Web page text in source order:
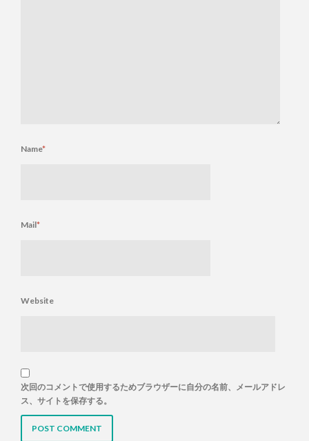
Name*
Mail*
Website
次回のコメントで使用するためブラウザーに自分の名前、メールアドレ
ス、サイトを保存する。